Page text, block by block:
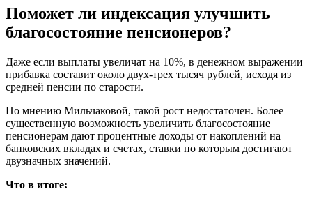
Поможет ли индексация улучшить
благосостояние пенсионеров?
Даже если выплаты увеличат на 10%, в денежном выражении
прибавка составит около двух-трех тысяч рублей, исходя из
средней пенсии по старости.
По мнению Мильчаковой, такой рост недостаточен. Более
существенную возможность увеличить благосостояние
пенсионерам дают процентные доходы от накоплений на
банковских вкладах и счетах, ставки по которым достигают
двузначных значений.
Что в итоге: